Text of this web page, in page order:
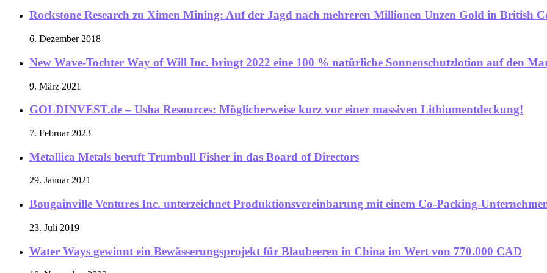
Rockstone Research zu Ximen Mining: Auf der Jagd nach mehreren Millionen Unzen Gold in British
6. Dezember 2018
New Wave-Tochter Way of Will Inc. bringt 2022 eine 100 % natürliche Sonnenschutzlotion auf den
9. März 2021
GOLDINVEST.de – Usha Resources: Möglicherweise kurz vor einer massiven Lithiumentdeckung!
7. Februar 2023
Metallica Metals beruft Trumbull Fisher in das Board of Directors
29. Januar 2021
Bougainville Ventures Inc. unterzeichnet Produktionsvereinbarung mit einem Co-Packing-
23. Juli 2019
Water Ways gewinnt ein Bewässerungsprojekt für Blaubeeren in China im Wert von 770.000 CAD